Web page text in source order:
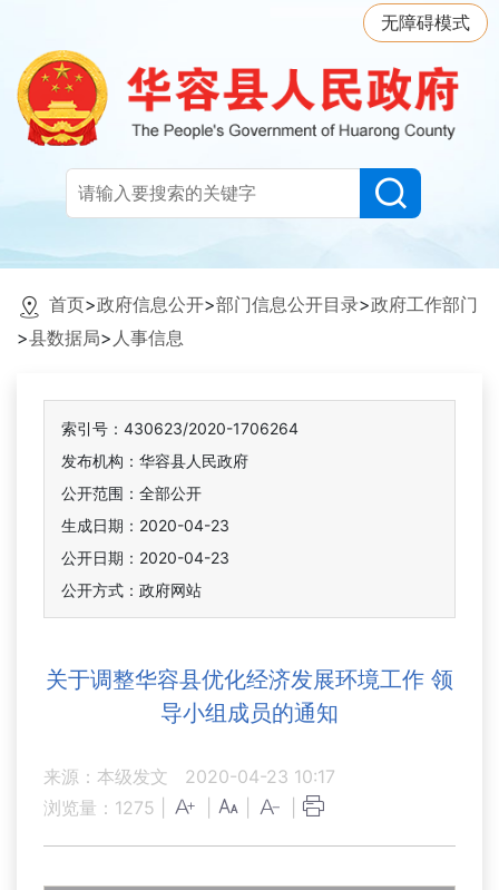
无障碍模式
首页>政府信息公开>部门信息公开目录>政府工作部门
>县数据局> 人事信息
索引号：430623/2020-1706264
发布机构：华容县人民政府
公开范围：全部公开
生成日期：2020-04-23
公开日期：2020-04-23
公开方式：政府网站
关于调整华容县优化经济发展环境工作 领
导小组成员的通知
来源：本级发文
2020-04-23 10:17
浏览量： 1275